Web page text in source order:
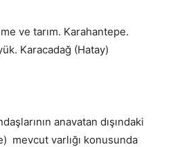
ve tarım. Karahantepe.
Karacadağ (Hatay)
anavatan dışındaki
mevcut varlığı konusunda